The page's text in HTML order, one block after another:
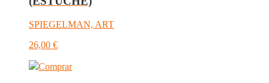
SPIEGELMAN, ART
26,00 €
Comprar